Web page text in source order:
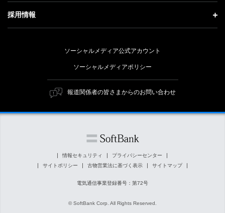
ガバナンス
人材戦略
経営方針
個人投資家の皆さまへ
株式と社債について
サステナビリティ トップ
トップメッセージ
ESG方針・体制
マテリアリティ（重要課題）
ESGの主な取り組み
外部評価・イニシアチブ
採用情報
キャリア採用
障がい者採用
ソーシャルメディア公式アカウント
ソーシャルメディアポリシー
報道関係者の皆さまからのお問い合わせ
情報セキュリティ
プライバシーセンター
サイトポリシー
古物営業法に基づく表示 サイトマップ
電気通信事業登録番号：第72号
© SoftBank Corp. All Rights Reserved.